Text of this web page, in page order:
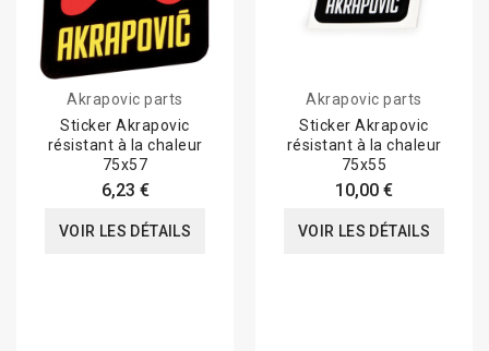
Akrapovic parts
Sticker Akrapovic
résistant à la chaleur
75x57
6,23 €
VOIR LES DÉTAILS
Akrapovic parts
Sticker Akrapovic
résistant à la chaleur
75x55
10,00 €
VOIR LES DÉTAILS